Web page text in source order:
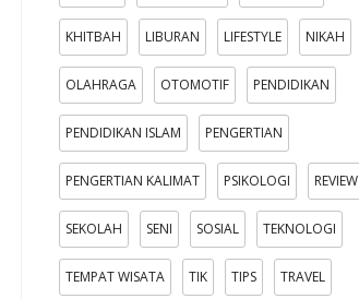
KHITBAH LIBURAN LIFESTYLE NIKAH
OLAHRAGA OTOMOTIF PENDIDIKAN
PENDIDIKAN ISLAM PENGERTIAN
PENGERTIAN KALIMAT PSIKOLOGI REVIEW
SEKOLAH SENI SOSIAL TEKNOLOGI
TEMPAT WISATA TIK TIPS TRAVEL